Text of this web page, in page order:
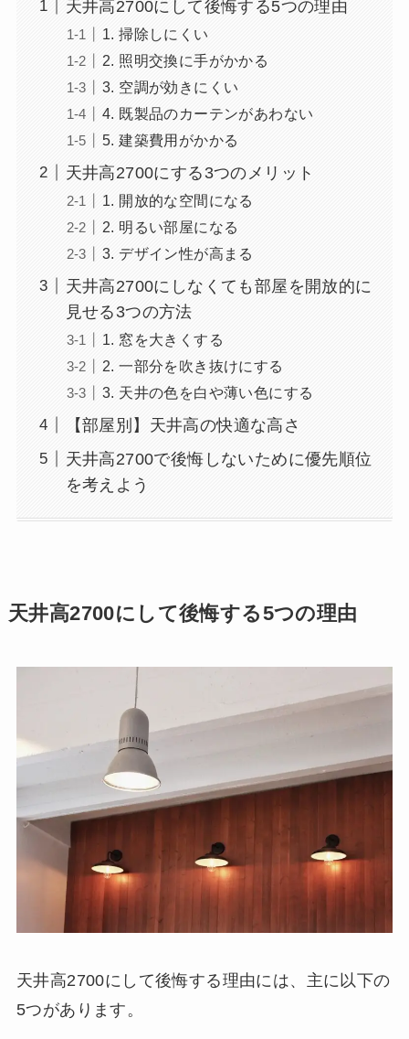
天井高2700にして後悔する5つの理由
1. 掃除しにくい
2. 照明交換に手がかかる
3. 空調が効きにくい
4. 既製品のカーテンがあわない
5. 建築費用がかかる
天井高2700にする3つのメリット
1. 開放的な空間になる
2. 明るい部屋になる
3. デザイン性が高まる
天井高2700にしなくても部屋を開放的に
見せる3つの方法
1. 窓を大きくする
2. 一部分を吹き抜けにする
3. 天井の色を白や薄い色にする
【部屋別】天井高の快適な高さ
天井高2700で後悔しないために優先順位
を考えよう
天井高2700にして後悔する5つの理由
天井高2700にして後悔する理由には、主に以下の
5つがあります。